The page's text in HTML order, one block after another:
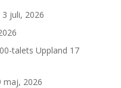
3 juli, 2026
talets Uppland 17
maj, 2026